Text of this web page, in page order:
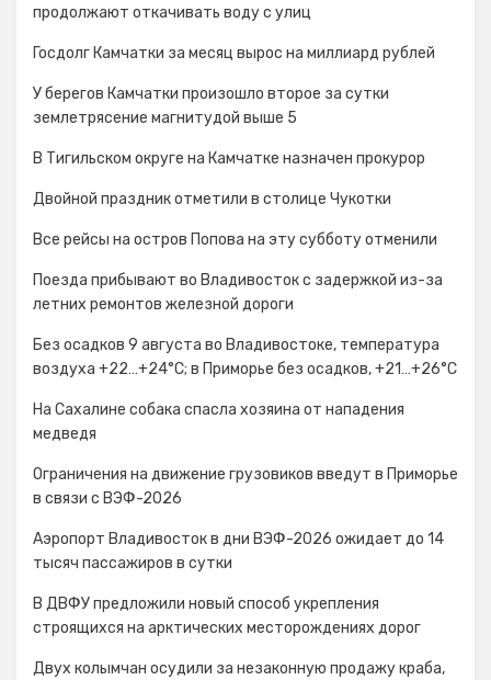
продолжают откачивать воду с улиц
Госдолг Камчатки за месяц вырос на миллиард рублей
У берегов Камчатки произошло второе за сутки
землетрясение магнитудой выше 5
В Тигильском округе на Камчатке назначен прокурор
Двойной праздник отметили в столице Чукотки
Все рейсы на остров Попова на эту субботу отменили
Поезда прибывают во Владивосток с задержкой из-за
летних ремонтов железной дороги
Без осадков 9 августа во Владивостоке, температура
воздуха +22…+24°C; в Приморье без осадков, +21…+26°C
На Сахалине собака спасла хозяина от нападения
медведя
Ограничения на движение грузовиков введут в Приморье
в связи с ВЭФ-2026
Аэропорт Владивосток в дни ВЭФ-2026 ожидает до 14
тысяч пассажиров в сутки
В ДВФУ предложили новый способ укрепления
строящихся на арктических месторождениях дорог
Двух колымчан осудили за незаконную продажу краба,